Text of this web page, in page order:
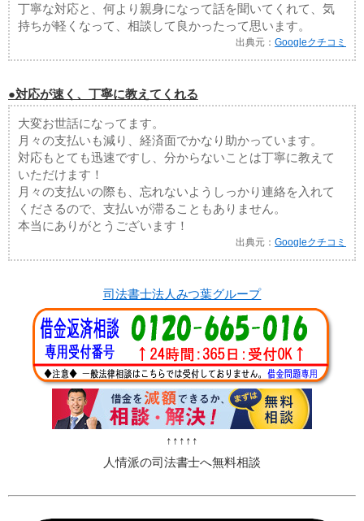
丁寧な対応と、何より親身になって話を聞いてくれて、気
持ちが軽くなって、相談して良かったって思います。
出典元：Googleクチコミ
●対応が速く、丁寧に教えてくれる
大変お世話になってます。
月々の支払いも減り、経済面でかなり助かっています。
対応もとても迅速ですし、分からないことは丁寧に教えて
いただけます！
月々の支払いの際も、忘れないようしっかり連絡を入れて
くださるので、支払いが滞ることもありません。
本当にありがとうございます！
出典元：Googleクチコミ
司法書士法人みつ葉グループ
↑↑↑↑↑
人情派の司法書士へ無料相談